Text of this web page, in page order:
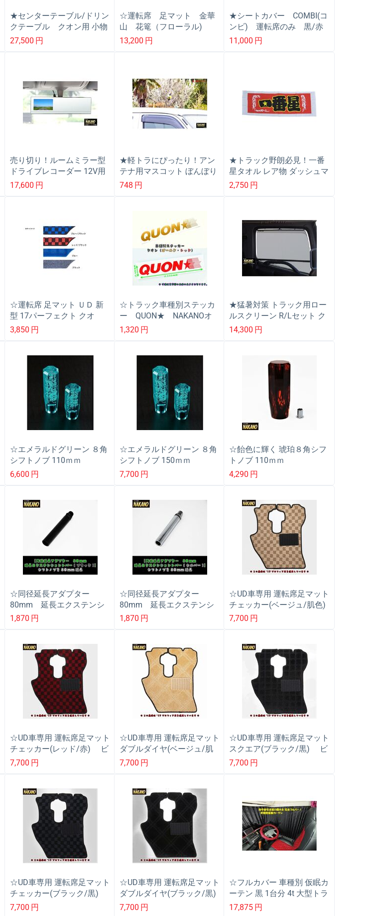
★センターテーブル/ドリン
クテーブル クオン用 小物
入れ 収納ボックス 便利BOX
27,500 円
☆運転席 足マット 金華
山 花篭（フローラル)
赤 フロアマット UDクオ
13,200 円
★シートカバー COMBI(コ
ンビ) 運転席のみ 黒/赤
糸 車種専用
11,000 円
売り切り！ルームミラー型
ドライブレコーダー 12V用
4.3インチ液晶画面 自動車
17,600 円
★軽トラにぴったり！アン
テナ用マスコット ぼんぼり
旧車 痛車 デコバン デコ車
748 円
★トラック野朗必見！一番
星タオル レア物 ダッシュマ
ット イベント 旧車 デコバ
2,750 円
☆運転席 足マット ＵＤ 新
型 17パーフェクト クオ
ン H29.5〜 フロアマッ
3,850 円
☆トラック車種別ステッカ
ー QUON★ NAKANOオ
リジナル♪ボディに映える金
1,320 円
★猛暑対策 トラック用ロー
ルスクリーン R/Lセット ク
オン・１７クオン／フレン
14,300 円
☆エメラルドグリーン ８角
シフトノブ 110ｍｍ
10×1.25/12×1.25 トラック
6,600 円
☆エメラルドグリーン ８角
シフトノブ 150ｍｍ
10×1.25/12×1.25 トラック
7,700 円
☆飴色に輝く 琥珀８角シフ
トノブ 110ｍｍ
10×1.25/12×1.25/12×1.75
トラックほぼ全車対応
4,290 円
☆同径延長アダプター
80mm 延長エクステンシ
ョンレバー ブラック/黒 シ
仕上げ
10×1.25/12×1.25/12×1.75
1,870 円
☆同径延長アダプター
80mm 延長エクステンシ
ョンレバー クロームメッキ
10×1.25/12×1.25/12×1.75
1,870 円
☆UD車専用 運転席足マット
チェッカー(ベージュ/肌色)
ビックサム/パーフェクト
7,700 円
☆UD車専用 運転席足マット
チェッカー(レッド/赤) ビ
ックサム/パーフェクトクオ
7,700 円
☆UD車専用 運転席足マット
ダブルダイヤ(ベージュ/肌
色) ビックサム/パーフェ
7,700 円
☆UD車専用 運転席足マット
スクエア(ブラック/黒) ビ
ックサム/パーフェクトクオ
7,700 円
☆UD車専用 運転席足マット
チェッカー(ブラック/黒)
ビックサム/パーフェクトク
7,700 円
☆UD車専用 運転席足マット
ダブルダイヤ(ブラック/黒)
ビックサム/パーフェクト
7,700 円
☆フルカバー 車種別 仮眠カ
ーテン 黒 1台分 4t 大型トラ
ック用
17,875 円